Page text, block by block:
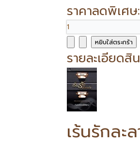
ราคาลดพิเศ
รายละเอียดสิ
เร้นรักละ